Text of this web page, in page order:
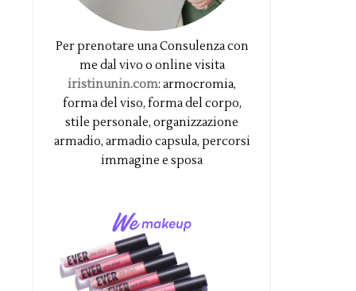
Per prenotare una Consulenza con
me dal vivo o online visita
iristinunin.com: armocromia,
forma del viso, forma del corpo,
stile personale, organizzazione
armadio, armadio capsula, percorsi
immagine e sposa